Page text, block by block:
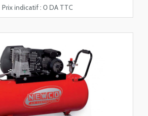
Prix indicatif : 0 DA TTC